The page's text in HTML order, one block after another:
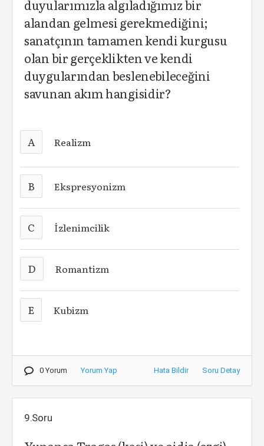
duyularımızla algıladığımız bir
alandan gelmesi gerekmediğini;
sanatçının tamamen kendi kurgusu
olan bir gerçeklikten ve kendi
duygularından beslenebileceğini
savunan akım hangisidir?
A Realizm
B Ekspresyonizm
C İzlenimcilik
D Romantizm
E Kubizm
0 Yorum Yorum Yap Hata Bildir Soru Detay
9.Soru